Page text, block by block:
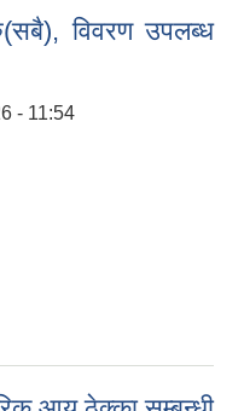
विवरण उपलब्ध
- 11:54